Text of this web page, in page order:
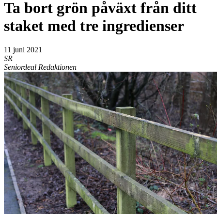
Ta bort grön påväxt från ditt
staket med tre ingredienser
11 juni 2021
SR
Seniordeal Redaktionen